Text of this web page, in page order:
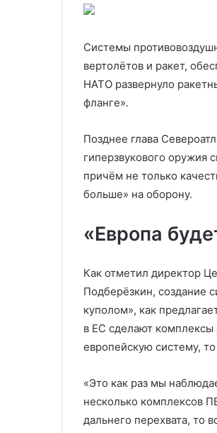
Системы
вертолётов и ракет,
НАТО развернуло
фланге».
Позднее глава
гиперзвукового оружия
причём не только
больше» на оборону.
«Европа
Как отметил директор
Подберёзкин, создание
куполом», как
в ЕС сделают комплексы
европейскую систему,
«Это как раз мы
несколько комплексов
дальнего перехвата, то